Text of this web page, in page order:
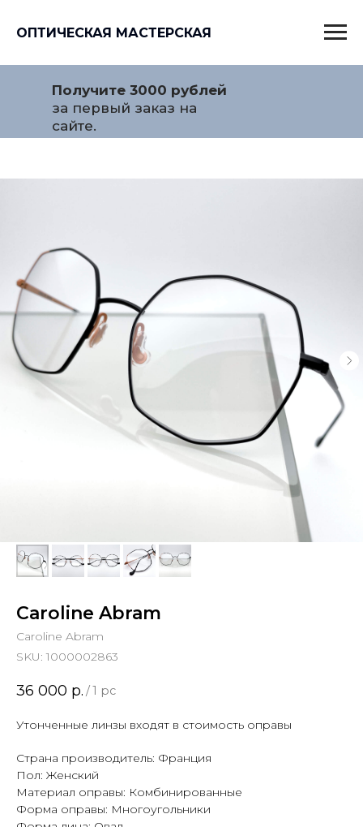
ОПТИЧЕСКАЯ МАСТЕРСКАЯ
Получите 3000 рублей
за первый заказ на
сайте.
Caroline Abram
Caroline Abram
SKU: 1000002863
36 000 р. /1 pc
Утонченные линзы входят в стоимость оправы
Страна производитель: Франция
Пол: Женский
Материал оправы: Комбинированные
Форма оправы: Многоугольники